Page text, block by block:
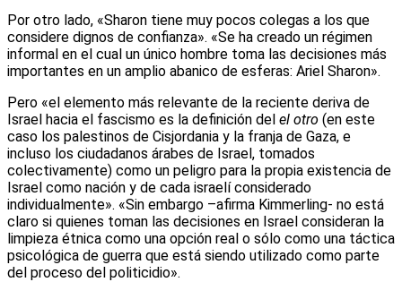
Por otro lado, «Sharon tiene muy pocos colegas a los que
considere dignos de confianza». «Se ha creado un régimen
informal en el cual un único hombre toma las decisiones más
importantes en un amplio abanico de esferas: Ariel Sharon».
Pero «el elemento más relevante de la reciente deriva de
Israel hacia el fascismo es la definición del el otro (en este
caso los palestinos de Cisjordania y la franja de Gaza, e
incluso los ciudadanos árabes de Israel, tomados
colectivamente) como un peligro para la propia existencia de
Israel como nación y de cada israelí considerado
individualmente». «Sin embargo –afirma Kimmerling- no está
claro si quienes toman las decisiones en Israel consideran la
limpieza étnica como una opción real o sólo como una táctica
psicológica de guerra que está siendo utilizado como parte
del proceso del politicidio».